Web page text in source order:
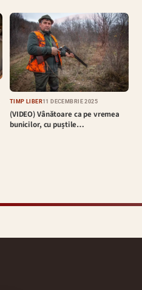
TIMP LIBER11 DECEMBRIE 2025
(VIDEO) Vânătoare ca pe vremea
bunicilor, cu puștile…